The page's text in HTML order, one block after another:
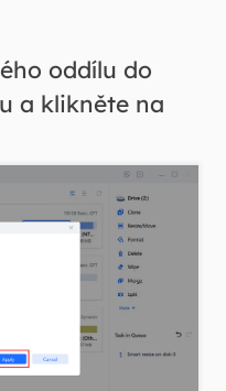
oddílu do
a klikněte na